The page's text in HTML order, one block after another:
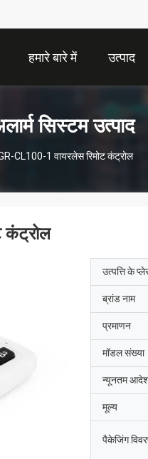
हमारे बारे में उत्पाद
सिस्टम उत्पाद
CL100-1 वायरलेस रिमोट कंट्रोल
कंट्रोल
उत्पत्ति के
ब्रांड नाम
प्रमाणन
मॉडल संख्या
न्यूनतम आदेश
मूल्य
पैकेजिंग